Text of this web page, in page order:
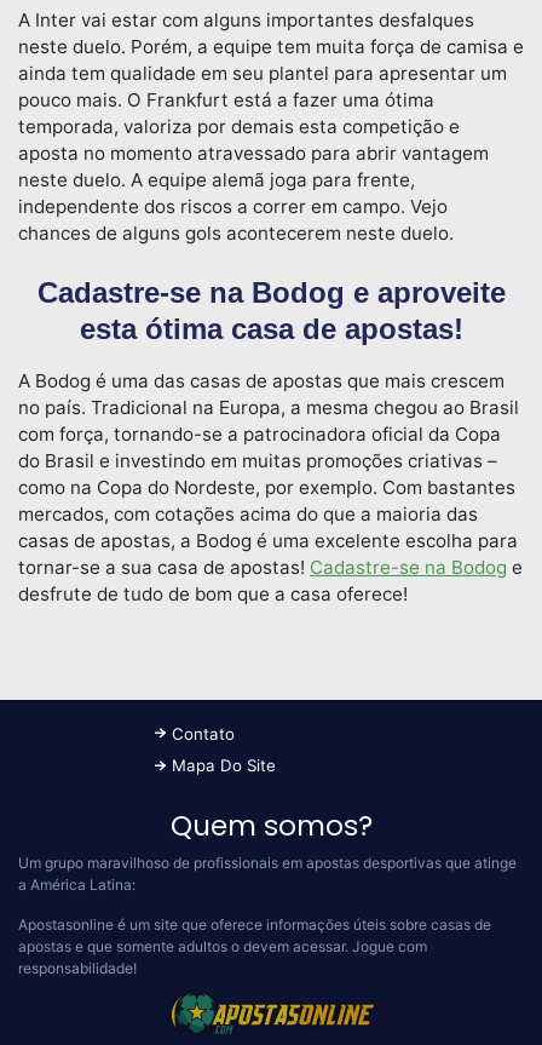
A Inter vai estar com alguns importantes desfalques
neste duelo. Porém, a equipe tem muita força de camisa e
ainda tem qualidade em seu plantel para apresentar um
pouco mais. O Frankfurt está a fazer uma ótima
temporada, valoriza por demais esta competição e
aposta no momento atravessado para abrir vantagem
neste duelo. A equipe alemã joga para frente,
independente dos riscos a correr em campo. Vejo
chances de alguns gols acontecerem neste duelo.
Cadastre-se na Bodog e aproveite
esta ótima casa de apostas!
A Bodog é uma das casas de apostas que mais crescem
no país. Tradicional na Europa, a mesma chegou ao Brasil
com força, tornando-se a patrocinadora oficial da Copa
do Brasil e investindo em muitas promoções criativas –
como na Copa do Nordeste, por exemplo. Com bastantes
mercados, com cotações acima do que a maioria das
casas de apostas, a Bodog é uma excelente escolha para
tornar-se a sua casa de apostas! Cadastre-se na Bodog e
desfrute de tudo de bom que a casa oferece!
Contato
Mapa Do Site
Quem somos?
Um grupo maravilhoso de profissionais em apostas desportivas que atinge
a América Latina:
Apostasonline é um site que oferece informações úteis sobre casas de
apostas e que somente adultos o devem acessar. Jogue com
responsabilidade!